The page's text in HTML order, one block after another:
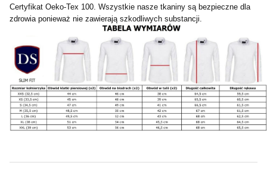
Certyfikat Oeko-Tex 100. Wszystkie nasze tkaniny są bezpieczne dla
zdrowia ponieważ nie zawierają szkodliwych substancji.